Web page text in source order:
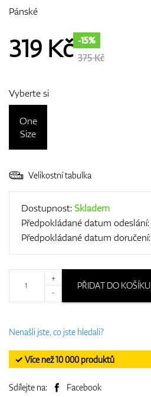
Pánské
319 Kč -15%
375 Kč
Vyberte si
One
Size
Velikostní tabulka
Dostupnost:Skladem
Předpokládané datum odeslání:
Předpokládané datum doručení:
+
-
PŘIDAT DO KOŠÍKU
Nenašli jste, co jste hledali?
✓ Více než 10 000 produktů
Sdílejte na: Facebook